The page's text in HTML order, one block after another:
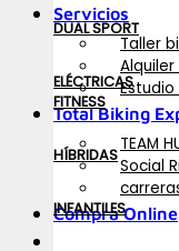
Servicios
Taller
Total Biking
TEAM
Social
Compra Online
DUAL SPORT
ELÉCTRICAS
FITNESS
HÍBRIDAS
INFANTILES